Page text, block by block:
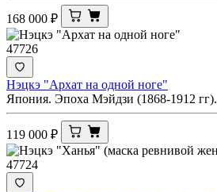
168 000 ₽
47726
Нэцкэ "Архат на одной ноге"
Япония. Эпоха Мэйдзи (1868-1912 гг).
119 000 ₽
47724